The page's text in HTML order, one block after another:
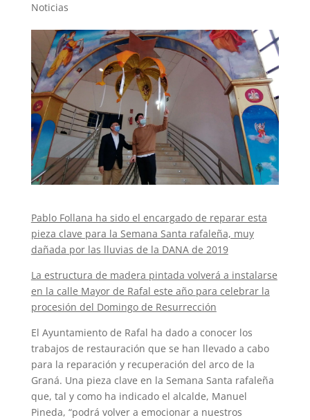
Noticias
Pablo Follana ha sido el encargado de reparar esta
pieza clave para la Semana Santa rafaleña, muy
dañada por las lluvias de la DANA de 2019
La estructura de madera pintada volverá a instalarse
en la calle Mayor de Rafal este año para celebrar la
procesión del Domingo de Resurrección
El Ayuntamiento de Rafal ha dado a conocer los
trabajos de restauración que se han llevado a cabo
para la reparación y recuperación del arco de la
Graná. Una pieza clave en la Semana Santa rafaleña
que, tal y como ha indicado el alcalde, Manuel
Pineda, “podrá volver a emocionar a nuestros